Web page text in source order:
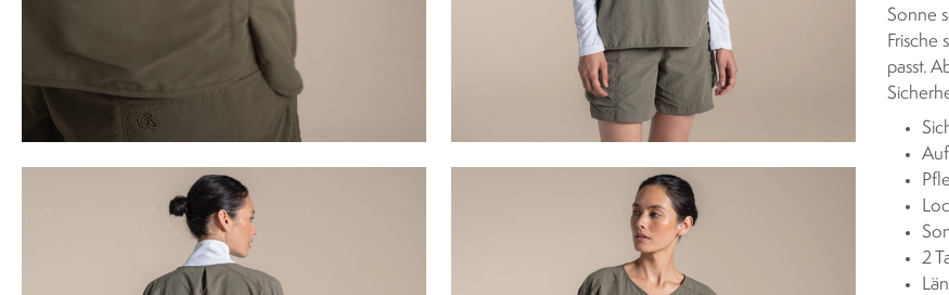
Sonne
Frische
passt.
2